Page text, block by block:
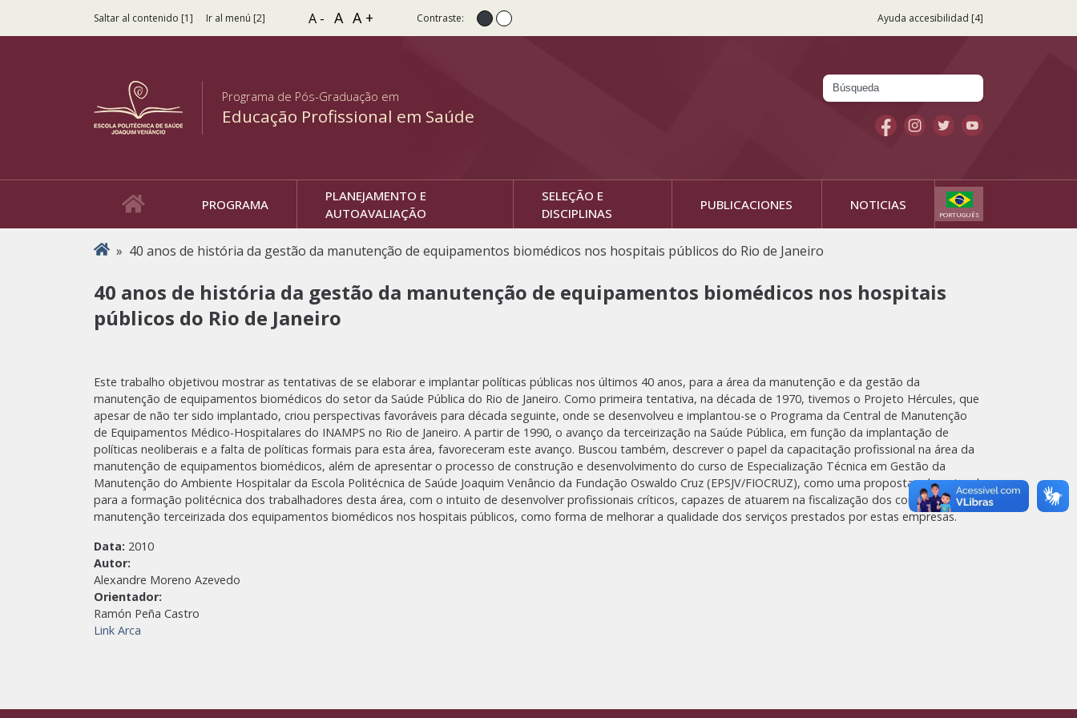
Saltar al contenido [1] Ir al menú [2] A - A A + Contraste: Contraste normal
Alto Contraste Ayuda accesibilidad [4]
Programa de Pós-Graduação em
Educação Profissional em Saúde
Formulario
de búsqueda
Búsqueda
PROGRAMA
PLANEJAMENTO E
AUTOAVALIAÇÃO
SELEÇÃO E
DISCIPLINAS
PUBLICACIONES NOTICIAS
PORTUGUÊS
Usted está aquí
» 40 anos de história da gestão da manutenção de equipamentos biomédicos nos hospitais públicos do Rio de Janeiro
40 anos de história da gestão da manutenção de equipamentos biomédicos nos hospitais
públicos do Rio de Janeiro
Este trabalho objetivou mostrar as tentativas de se elaborar e implantar políticas públicas nos últimos 40 anos, para a área da manutenção e da gestão da
manutenção de equipamentos biomédicos do setor da Saúde Pública do Rio de Janeiro. Como primeira tentativa, na década de 1970, tivemos o Projeto Hércules, que
apesar de não ter sido implantado, criou perspectivas favoráveis para década seguinte, onde se desenvolveu e implantou-se o Programa da Central de Manutenção
de Equipamentos Médico-Hospitalares do INAMPS no Rio de Janeiro. A partir de 1990, o avanço da terceirização na Saúde Pública, em função da implantação de
políticas neoliberais e a falta de políticas formais para esta área, favoreceram este avanço. Buscou também, descrever o papel da capacitação profissional na área da
manutenção de equipamentos biomédicos, além de apresentar o processo de construção e desenvolvimento do curso de Especialização Técnica em Gestão da
Manutenção do Ambiente Hospitalar da Escola Politécnica de Saúde Joaquim Venâncio da Fundação Oswaldo Cruz (EPSJV/FIOCRUZ), como uma proposta educacional
para a formação politécnica dos trabalhadores desta área, com o intuito de desenvolver profissionais críticos, capazes de atuarem na fiscalização dos contratos de
manutenção terceirizada dos equipamentos biomédicos nos hospitais públicos, como forma de melhorar a qualidade dos serviços prestados por estas empresas.
Data: 2010
Autor:
Alexandre Moreno Azevedo
Orientador:
Ramón Peña Castro
Link Arca